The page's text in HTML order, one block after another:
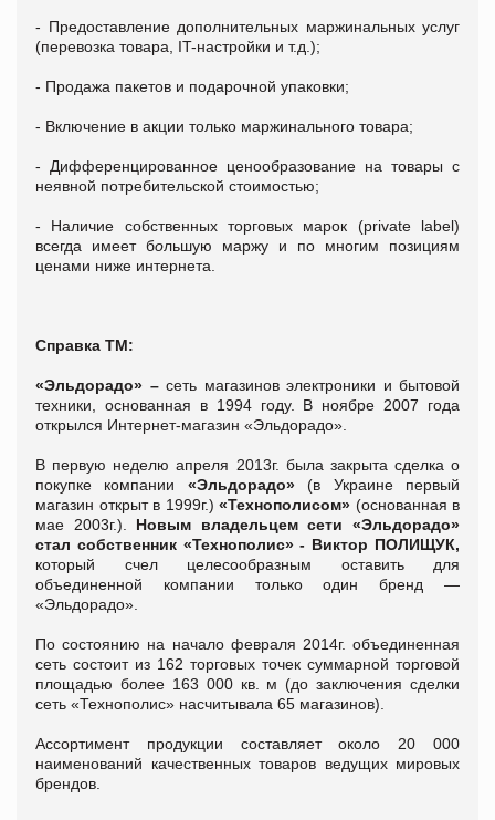
- Предоставление дополнительных маржинальных услуг
(перевозка товара, IT-настройки и т.д.);
- Продажа пакетов и подарочной упаковки;
- Включение в акции только маржинального товара;
- Дифференцированное ценообразование на товары с
неявной потребительской стоимостью;
- Наличие собственных торговых марок (private label)
всегда имеет большую маржу и по многим позициям
ценами ниже интернета.
Справка ТМ:
«Эльдорадо» –сеть магазинов электроники и бытовой
техники, основанная в 1994 году. В ноябре 2007 года
открылся Интернет-магазин «Эльдорадо».
В первую неделю апреля 2013г. была закрыта сделка о
покупке компании «Эльдорадо»(в Украине первый
магазин открыт в 1999г.) «Технополисом» (основанная в
мае 2003г.). Новым владельцем сети «Эльдорадо»
стал собственник «Технополис» - Виктор ПОЛИЩУК,
который счел целесообразным оставить для
объединенной компании только один бренд —
«Эльдорадо».
По состоянию на начало февраля 2014г. объединенная
сеть состоит из 162 торговых точек суммарной торговой
площадью более 163 000 кв. м (до заключения сделки
сеть «Технополис» насчитывала 65 магазинов).
Ассортимент продукции составляет около 20 000
наименований качественных товаров ведущих мировых
брендов.